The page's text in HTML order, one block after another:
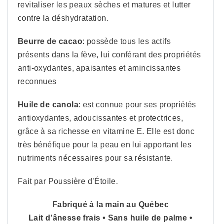
revitaliser les peaux sèches et matures et lutter
contre la déshydratation.
Beurre de cacao: possède tous les actifs
présents dans la fève, lui conférant des propriétés
anti-oxydantes, apaisantes et amincissantes
reconnues
Huile de canola: est connue pour ses propriétés
antioxydantes, adoucissantes et protectrices,
grâce à sa richesse en vitamine E. Elle est donc
très bénéfique pour la peau en lui apportant les
nutriments nécessaires pour sa résistante.
Fait par Poussière d’Étoile.
Fabriqué à la main au Québec
Lait d’ânesse frais • Sans huile de palme •